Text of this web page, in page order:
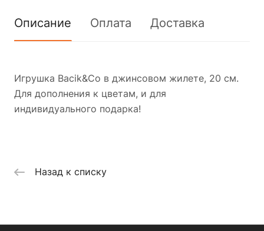
Описание Оплата Доставка
Игрушка Bacik&Co в джинсовом жилете, 20 см.
Для дополнения к цветам, и для
индивидуального подарка!
Назад к списку